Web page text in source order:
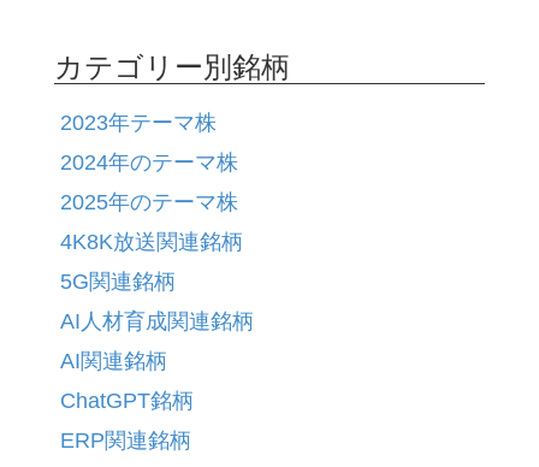
カテゴリー別銘柄
2023年テーマ株
2024年のテーマ株
2025年のテーマ株
4K8K放送関連銘柄
5G関連銘柄
AI人材育成関連銘柄
AI関連銘柄
ChatGPT銘柄
ERP関連銘柄